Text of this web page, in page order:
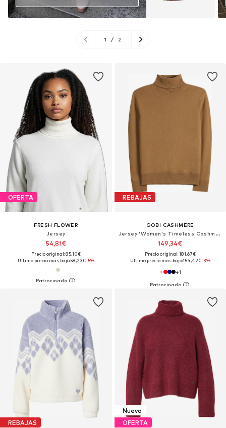
OFERTA
FRESH FLOWER
Jersey
54,81€
Precio original: 85,10€
Último precio más bajo:58,23€-5%
REBAJAS
GOBI CASHMERE
Jersey 'Women's Timeless Cashmere Turtleneck Sweater'
149,34€
Precio original: 181,67€
Último precio más bajo:154,42€-3%
+1
1 / 2
REBAJAS
Nuevo
OFERTA